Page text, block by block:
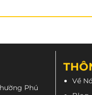
thuật về LS2
Phú
Về